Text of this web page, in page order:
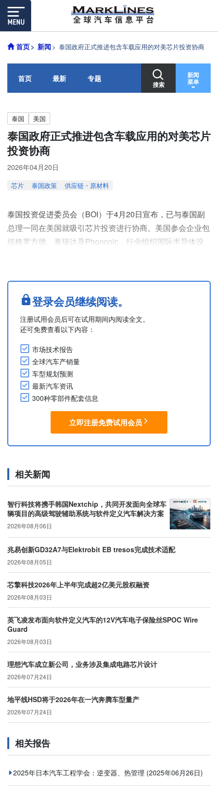
首页 新闻 泰国政府正式推进包含车载应用的对美芯片投资协商
首页 最新 专题
搜索
新闻
菜单
泰国 美国
泰国政府正式推进包含车载应用的对美芯片
投资协商
2026年04月20日
芯片 泰国政策 供应链・原材料
泰国投资促进委员会（BOI）于4月20日宣布，已与泰国副
总理一同在美国就吸引芯片投资进行协商。美国参会企业包
括格罗方德、泰瑞达及Phononic，行业组织国际半导体设
用。
在与美国芯片及自动化领域企业的协商中，泰方强调了其作
为电子产业基地的优势：强大的下游制造生态系统、熟练的
劳动力，以及持续扩张的电动车相关制造活动。
登录会员继续阅读。
注册试用会员后可在试用期间内阅读全文。
还可免费查看以下内容：
市场技术报告
全球汽车产销量
车型规划预测
最新汽车资讯
300种零部件配套信息
立即注册免费试用会员
相关新闻
智行科技将携手韩国Nextchip，共同开发面向全球车
辆项目的高级驾驶辅助系统与软件定义汽车解决方案
2026年08月06日
兆易创新GD32A7与Elektrobit EB tresos完成技术适配
2026年08月05日
芯擎科技2026年上半年完成超2亿美元股权融资
2026年08月03日
英飞凌发布面向软件定义汽车的12V汽车电子保险丝SPOC Wire
Guard
2026年08月03日
理想汽车成立新公司，业务涉及集成电路芯片设计
2026年07月24日
地平线HSD将于2026年在一汽奔腾车型量产
2026年07月24日
相关报告
2025年日本汽车工程学会：逆变器、热管理 (2025年06月26日)